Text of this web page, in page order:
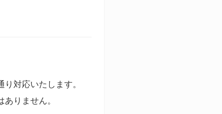
対応いたします。
りません。